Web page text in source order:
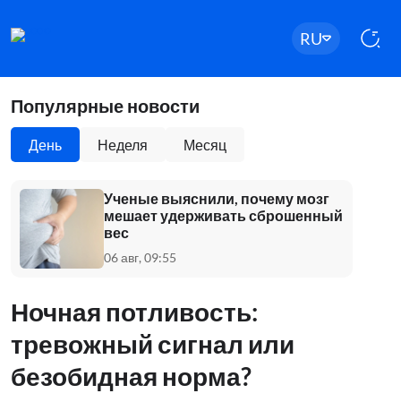
RU
Популярные новости
День Неделя Месяц
Ученые выяснили, почему мозг
мешает удерживать сброшенный
вес
06 авг, 09:55
Ночная потливость:
тревожный сигнал или
безобидная норма?